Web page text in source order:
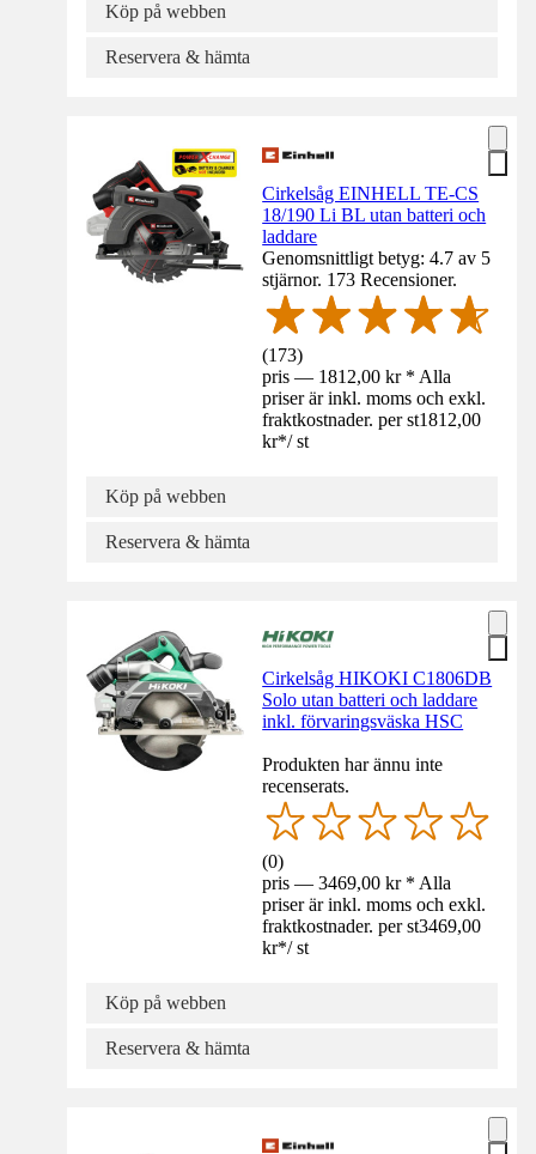
Köp på webben
Reservera & hämta
Cirkelsåg EINHELL TE-CS
18/190 Li BL utan batteri och
laddare
Genomsnittligt betyg: 4.7 av 5
stjärnor. 173 Recensioner.
(173)
pris — 1812,00 kr * Alla
priser är inkl. moms och exkl.
fraktkostnader. per st1812,00
kr*/ st
Köp på webben
Reservera & hämta
Cirkelsåg HIKOKI C1806DB
Solo utan batteri och laddare
inkl. förvaringsväska HSC
Produkten har ännu inte
recenserats.
(0)
pris — 3469,00 kr * Alla
priser är inkl. moms och exkl.
fraktkostnader. per st3469,00
kr*/ st
Köp på webben
Reservera & hämta